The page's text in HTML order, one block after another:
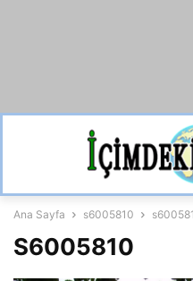
Ana Sayfa s6005810
S6005810